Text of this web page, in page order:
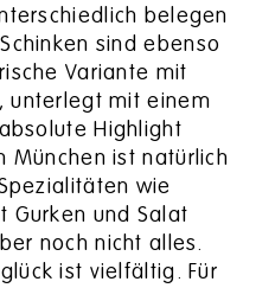
belegen
sind ebenso
Variante mit
unterlegt mit einem
Highlight
München ist natürlich
wie
Gurken und Salat
noch nicht alles.
ist vielfältig. Für